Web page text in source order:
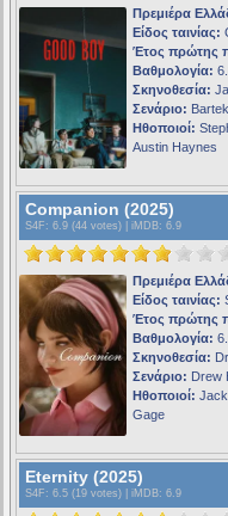
Πρεμιέρα
Είδος ταινίας:
Έτος πρώτης
Βαθμολογία:
Σκηνοθεσία:
Σενάριο:
Ηθοποιοί:
Austin Haynes
Companion (2025)
S4F : 6.9 (44 votes) | iMDB: 6.9
Πρεμιέρα
Είδος ταινίας:
Έτος πρώτης
Βαθμολογία:
Σκηνοθεσία:
Σενάριο: Drew
Ηθοποιοί:
Gage
Eternity (2025)
S4F : 6.5 (19 votes) | iMDB: 6.9